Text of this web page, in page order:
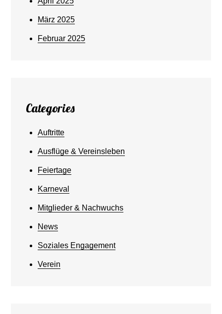
März 2025
Februar 2025
Categories
Auftritte
Ausflüge & Vereinsleben
Feiertage
Karneval
Mitglieder & Nachwuchs
News
Soziales Engagement
Verein